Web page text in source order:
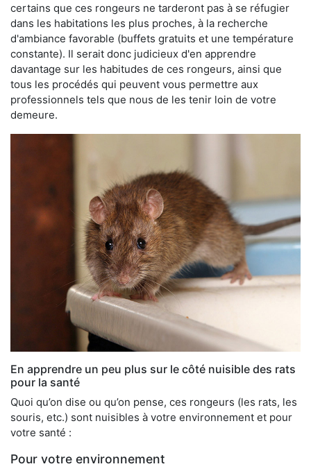
certains que ces rongeurs ne tarderont pas à se réfugier
dans les habitations les plus proches, à la recherche
d'ambiance favorable (buffets gratuits et une température
constante). Il serait donc judicieux d'en apprendre
davantage sur les habitudes de ces rongeurs, ainsi que
tous les procédés qui peuvent vous permettre aux
professionnels tels que nous de les tenir loin de votre
demeure.
En apprendre un peu plus sur le côté nuisible des rats
pour la santé
Quoi qu’on dise ou qu’on pense, ces rongeurs (les rats, les
souris, etc.) sont nuisibles à votre environnement et pour
votre santé :
Pour votre environnement